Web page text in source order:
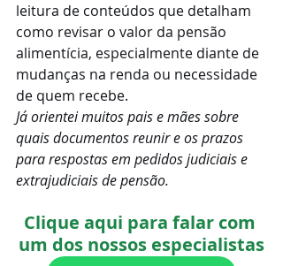
leitura de conteúdos que detalham
como revisar o valor da pensão
alimentícia, especialmente diante de
mudanças na renda ou necessidade
de quem recebe.
Já orientei muitos pais e mães sobre
quais documentos reunir e os prazos
para respostas em pedidos judiciais e
extrajudiciais de pensão.
Clique aqui para falar com
um dos nossos especialistas